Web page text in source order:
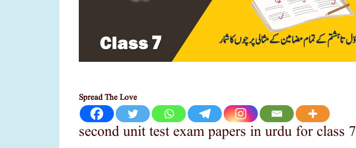
Spread The Love
second unit test exam papers in urdu for class 7